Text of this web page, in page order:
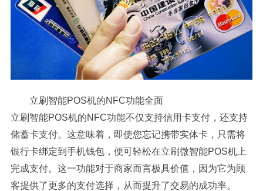
立刷智能POS机的NFC功能全面
立刷智能POS机的NFC功能不仅支持信用卡支付，还支持
储蓄卡支付。这意味着，即使您忘记携带实体卡，只需将
银行卡绑定到手机钱包，便可轻松在立刷微智能POS机上
完成支付。这一功能对于商家而言极具价值，因为它为顾
客提供了更多的支付选择，从而提升了交易的成功率。